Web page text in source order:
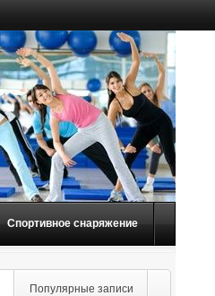
Спортивное снаряжение
Популярные записи